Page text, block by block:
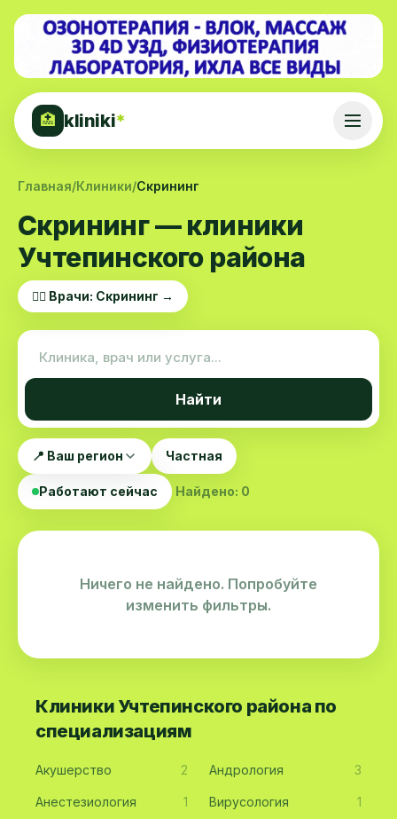
🏥 kliniki*
Главная/Клиники/Скрининг
Скрининг — клиники
Учтепинского района
👨‍⚕️ Врачи: Скрининг →
Найти
📍 Ваш регион Частная
Работают сейчас Найдено: 0
Ничего не найдено. Попробуйте
изменить фильтры.
Клиники Учтепинского района по
специализациям
Акушерство 2 Андрология 3
Анестезиология 1 Вирусология 1